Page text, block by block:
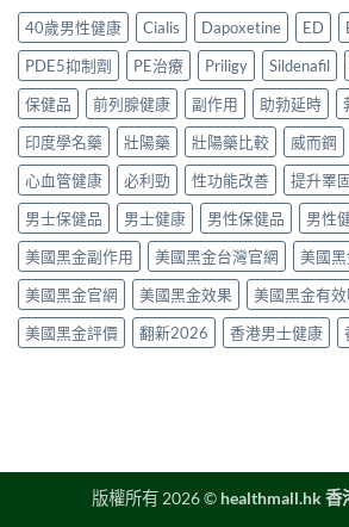
清
楚〉
中
家
實
測
評
價〉
中
用、
安
全
服
方
法
與
正
貨
購
買
指
南〉
中
購
買
渠
道
價
錢
完
整
指
南〉
中
買
先
安
心？
2026
年
香
港
延
時
噴
霧
購
買
指
南〉
中
40歲男性健康 Cialis Dapoxetine ED
PDE5抑制劑
PE治療 Priligy Sildenafil
保健品
前列腺健康 副作用 助勃延時
印度學名藥
壯陽藥 壯陽藥比較 威而鋼
心血管健康
必利勁 性功能改善 提升睪
男士保健品
男士健康 男性保健品 男性
美國黑金副作用
美國黑金台灣官網
美國
美國黑金官網
美國黑金效果 美國黑金有效
美國黑金評價
翻新2026 香港男士健康
版權所有 2026 © healthmall.hk 香